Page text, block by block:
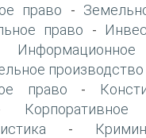
право -
право -
производство
право -
Корпоративное
-